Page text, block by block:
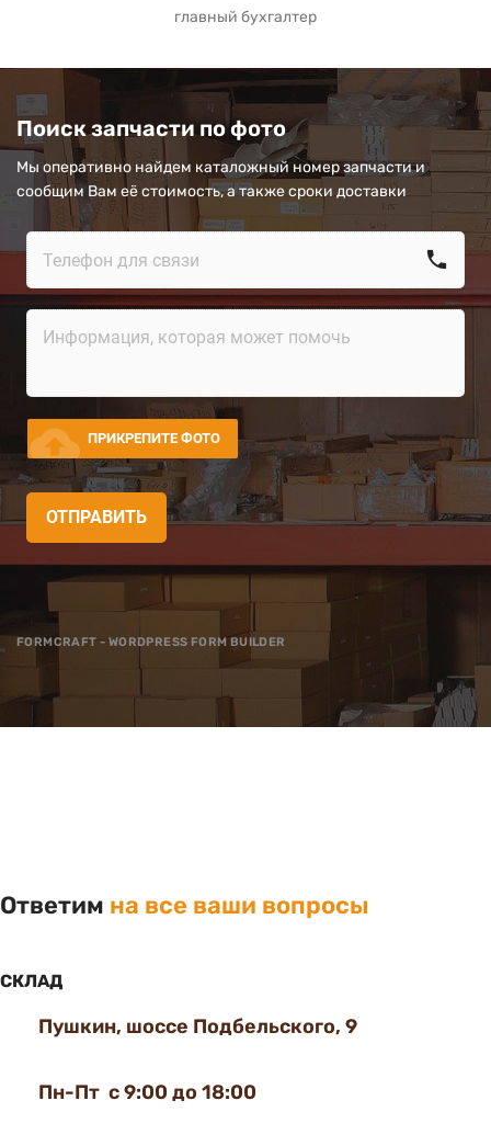
главный бухгалтер
Поиск запчасти по фото
Мы оперативно найдем каталожный номер запчасти и
сообщим Вам её стоимость, а также сроки доставки
call
cloud_upload ПРИКРЕПИТЕ ФОТО
ОТПРАВИТЬ
FORMCRAFT - WORDPRESS FORM BUILDER
Ответим на все ваши вопросы
СКЛАД
Пушкин, шоссе Подбельского, 9
Пн-Пт с 9:00 до 18:00